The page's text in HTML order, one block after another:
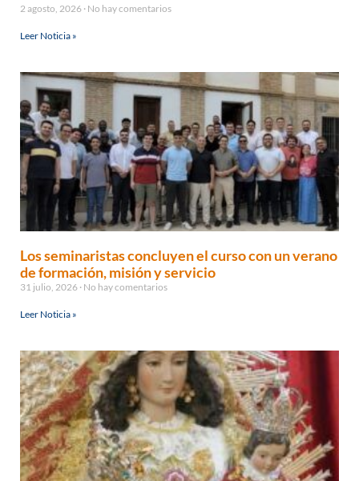
2 agosto, 2026 No hay comentarios
Leer Noticia »
Los seminaristas concluyen el curso con un verano
de formación, misión y servicio
31 julio, 2026 No hay comentarios
Leer Noticia »